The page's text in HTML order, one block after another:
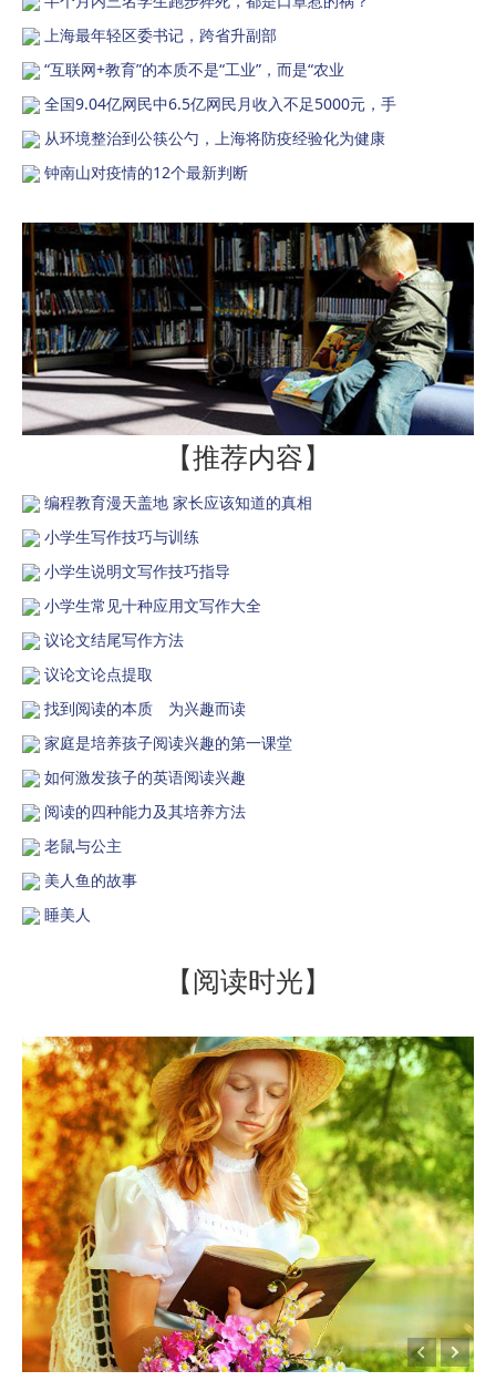
上海最年轻区委书记，跨省升副部
“互联网+教育”的本质不是“工业”，而是“农业
全国9.04亿网民中6.5亿网民月收入不足5000元，手
从环境整治到公筷公勺，上海将防疫经验化为健康
钟南山对疫情的12个最新判断
【推荐内容】
编程教育漫天盖地 家长应该知道的真相
小学生写作技巧与训练
小学生说明文写作技巧指导
小学生常见十种应用文写作大全
议论文结尾写作方法
议论文论点提取
找到阅读的本质 为兴趣而读
家庭是培养孩子阅读兴趣的第一课堂
如何激发孩子的英语阅读兴趣
阅读的四种能力及其培养方法
老鼠与公主
美人鱼的故事
睡美人
【阅读时光】